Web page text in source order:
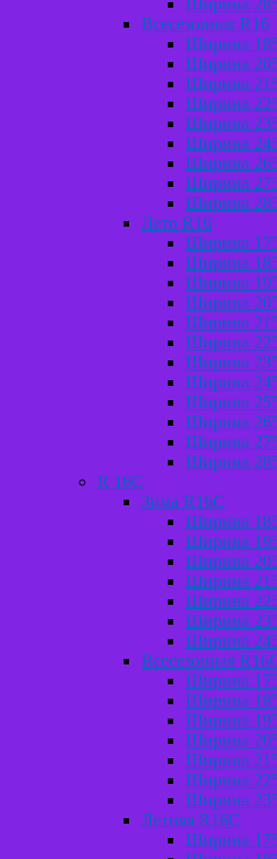
Всесезонная R16
Ширина
Ширина
Ширина
Ширина
Ширина
Ширина
Ширина
Ширина
Ширина
Лето R16
Ширина
Ширина
Ширина
Ширина
Ширина
Ширина
Ширина
Ширина
Ширина
Ширина
Ширина
Ширина
R 16C
Зима R16C
Ширина
Ширина
Ширина
Ширина
Ширина
Ширина
Ширина
Всесезонная
Ширина
Ширина
Ширина
Ширина
Ширина
Ширина
Ширина
Летняя R16C
Ширина